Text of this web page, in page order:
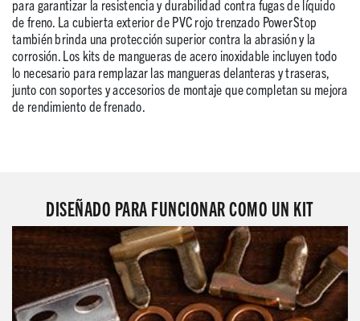
para garantizar la resistencia y durabilidad contra fugas de líquido
de freno. La cubierta exterior de PVC rojo trenzado PowerStop
también brinda una protección superior contra la abrasión y la
corrosión. Los kits de mangueras de acero inoxidable incluyen todo
lo necesario para remplazar las mangueras delanteras y traseras,
junto con soportes y accesorios de montaje que completan su mejora
de rendimiento de frenado.
DISEÑADO PARA FUNCIONAR COMO UN KIT